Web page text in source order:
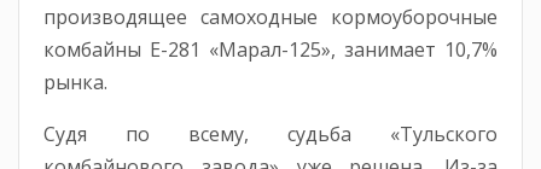
производящее самоходные кормоуборочные
комбайны Е-281 «Марал-125», занимает 10,7%
рынка.
Судя по всему, судьба «Тульского